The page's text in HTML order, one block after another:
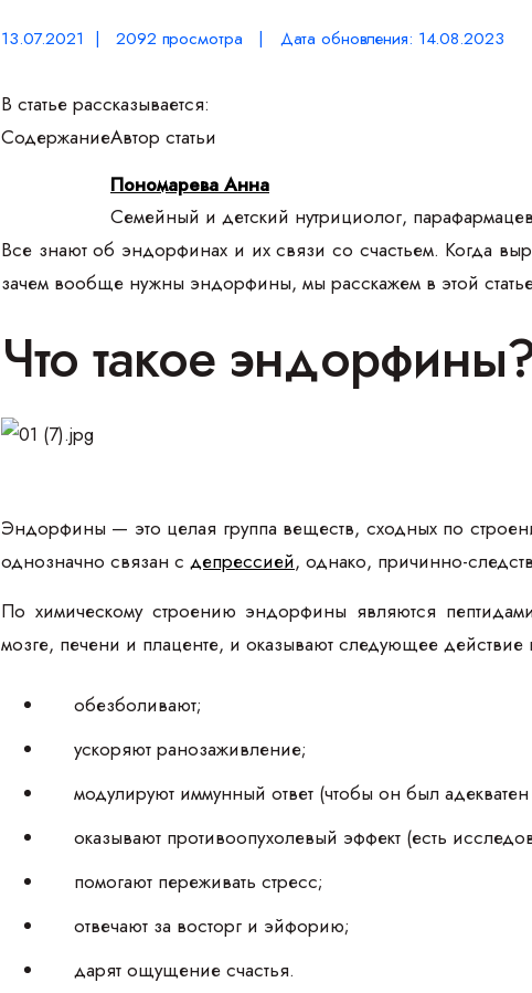
13.07.2021 | 2092 просмотра | Дата обновления: 14.08.2023
В статье рассказывается:
СодержаниеАвтор статьи
Пономарева Анна
Семейный и детский нутрициолог,
Все знают об эндорфинах и их связи со счастьем. Когда
зачем вообще нужны эндорфины, мы расскажем в этой
Что такое
Эндорфины — это целая группа веществ, сходных по
однозначно связан с депрессией, однако, причинно-
По химическому строению эндорфины являются
мозге, печени и плаценте, и оказывают следующее действие
обезболивают;
ускоряют ранозаживление;
модулируют иммунный ответ (чтобы он был
оказывают противоопухолевый эффект (есть
помогают переживать стресс;
отвечают за восторг и эйфорию;
дарят ощущение счастья.